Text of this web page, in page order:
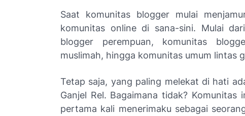
Saat komunitas blogger mulai
komunitas online di sana-sini. Mulai
blogger perempuan, komunitas
muslimah, hingga komunitas umum lintas
Tetap saja, yang paling melekat di hati
Ganjel Rel. Bagaimana tidak?
pertama kali menerimaku sebagai